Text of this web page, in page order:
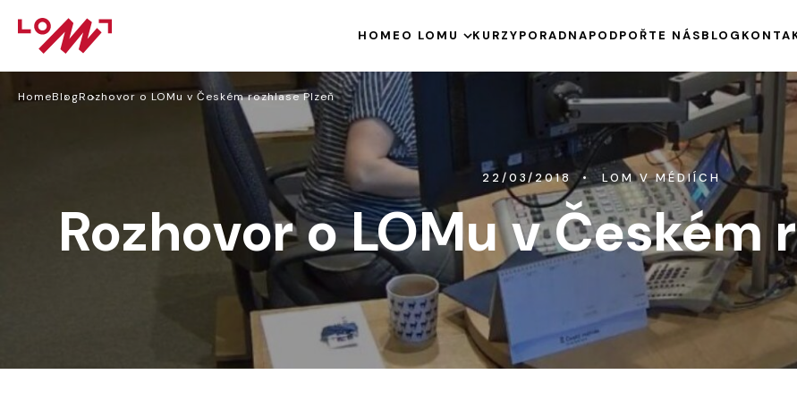
HOME O LOMU
PODPOŘENÉ PROJEKTY
KURZYPORADNAPODPOŘTE NÁSBLOG
HomeBlogRozhovor o LOMu v Českém rozhlase Plzeň
22/03/2018 LOM V MÉDIÍCH
Rozhovor o LOMu v Českém